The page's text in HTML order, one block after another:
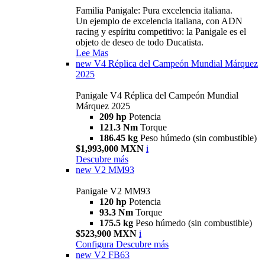
Familia Panigale: Pura excelencia italiana.
Un ejemplo de excelencia italiana, con ADN
racing y espíritu competitivo: la Panigale es el
objeto de deseo de todo Ducatista.
Lee Mas
new V4 Réplica del Campeón Mundial Márquez
2025
Panigale V4 Réplica del Campeón Mundial
Márquez 2025
209 hp Potencia
121.3 Nm Torque
186.45 kg Peso húmedo (sin combustible)
$1,993,000 MXN i
Descubre más
new V2 MM93
Panigale V2 MM93
120 hp Potencia
93.3 Nm Torque
175.5 kg Peso húmedo (sin combustible)
$523,900 MXN i
Configura Descubre más
new V2 FB63